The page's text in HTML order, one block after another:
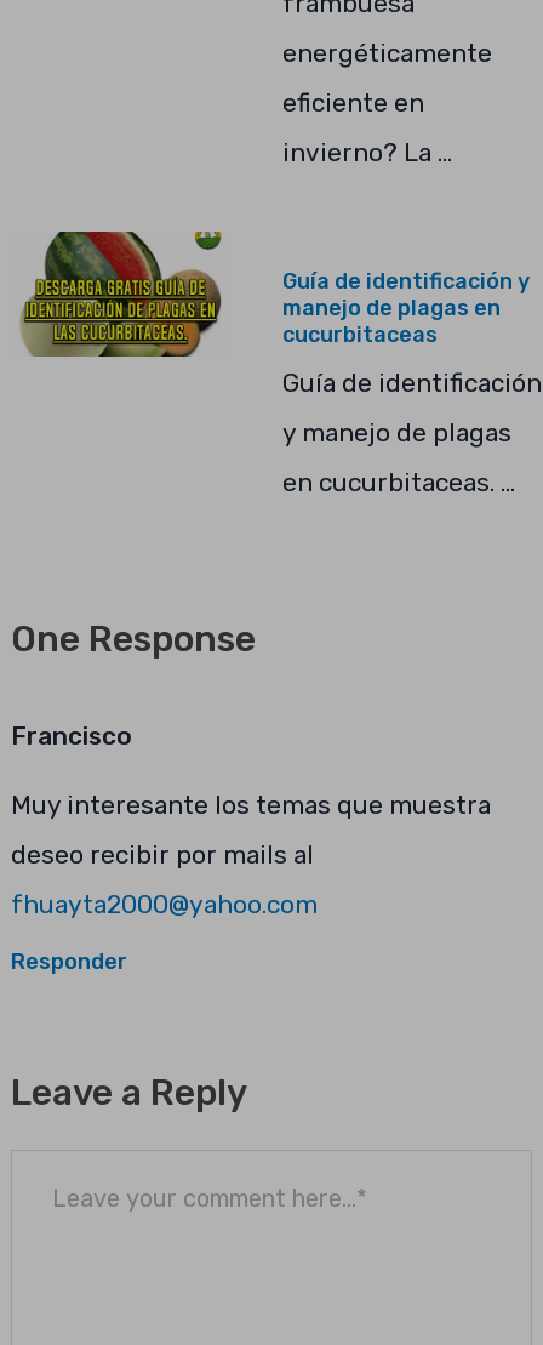
energéticamente
eficiente en
invierno? La …
Guía de identificación y
manejo de plagas en
cucurbitaceas
Guía de identificación
y manejo de plagas
en cucurbitaceas. …
One Response
Francisco
Muy interesante los temas que muestra
deseo recibir por mails al
fhuayta2000@yahoo.com
Responder
Leave a Reply